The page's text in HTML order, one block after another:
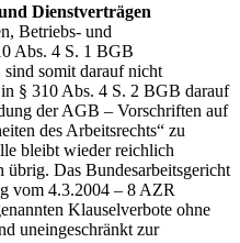
Dienstverträgen
Betriebs- und
Abs. 4 S. 1 BGB
somit darauf nicht
§ 310 Abs. 4 S. 2 BGB darauf
der AGB – Vorschriften auf
des Arbeitsrechts“ zu
bleibt wieder reichlich
übrig. Das Bundesarbeitsgericht
vom 4.3.2004 – 8 AZR
Klauselverbote ohne
uneingeschränkt zur